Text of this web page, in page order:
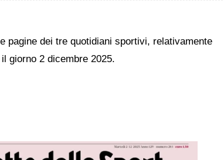
pagine dei tre quotidiani sportivi, relativamente
giorno 2 dicembre 2025.